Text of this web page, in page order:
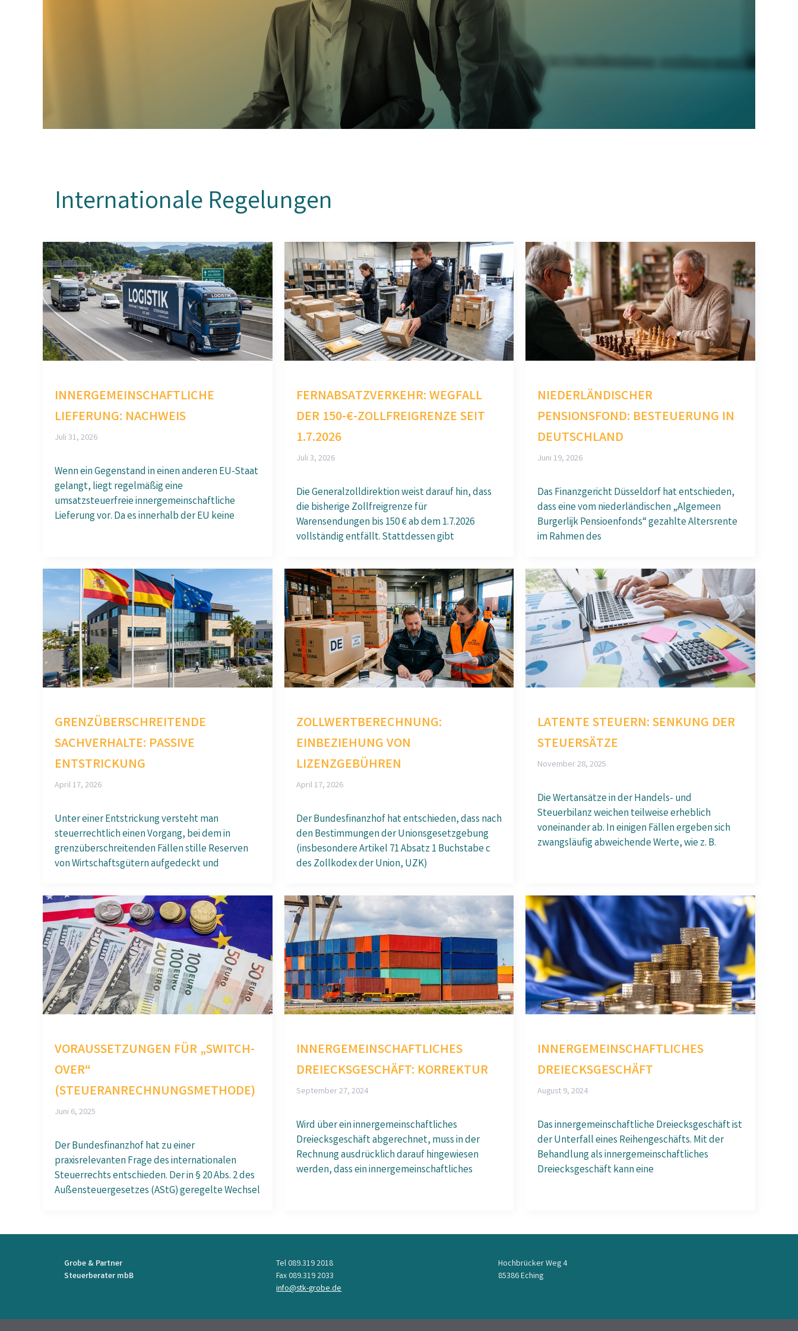
Internationale Regelungen
INNERGEMEINSCHAFTLICHE
LIEFERUNG: NACHWEIS
Juli 31, 2026
Wenn ein Gegenstand in einen anderen EU-Staat
gelangt, liegt regelmäßig eine
umsatzsteuerfreie innergemeinschaftliche
Lieferung vor. Da es innerhalb der EU keine
FERNABSATZVERKEHR: WEGFALL
DER 150-€-ZOLLFREIGRENZE SEIT
1.7.2026
Juli 3, 2026
Die Generalzolldirektion weist darauf hin, dass
die bisherige Zollfreigrenze für
Warensendungen bis 150 € ab dem 1.7.2026
vollständig entfällt. Stattdessen gibt
NIEDERLÄNDISCHER
PENSIONSFOND: BESTEUERUNG IN
DEUTSCHLAND
Juni 19, 2026
Das Finanzgericht Düsseldorf hat entschieden,
dass eine vom niederländischen „Algemeen
Burgerlijk Pensioenfonds“ gezahlte Altersrente
im Rahmen des
GRENZÜBERSCHREITENDE
SACHVERHALTE: PASSIVE
ENTSTRICKUNG
April 17, 2026
Unter einer Entstrickung versteht man
steuerrechtlich einen Vorgang, bei dem in
grenzüberschreitenden Fällen stille Reserven
von Wirtschaftsgütern aufgedeckt und
ZOLLWERTBERECHNUNG:
EINBEZIEHUNG VON
LIZENZGEBÜHREN
April 17, 2026
Der Bundesfinanzhof hat entschieden, dass nach
den Bestimmungen der Unionsgesetzgebung
(insbesondere Artikel 71 Absatz 1 Buchstabe c
des Zollkodex der Union, UZK)
LATENTE STEUERN: SENKUNG DER
STEUERSÄTZE
November 28, 2025
Die Wertansätze in der Handels- und
Steuerbilanz weichen teilweise erheblich
voneinander ab. In einigen Fällen ergeben sich
zwangsläufig abweichende Werte, wie z. B.
VORAUSSETZUNGEN FÜR „SWITCH-
OVER“
(STEUERANRECHNUNGSMETHODE)
Juni 6, 2025
Der Bundesfinanzhof hat zu einer
praxisrelevanten Frage des internationalen
Steuerrechts entschieden. Der in § 20 Abs. 2 des
Außensteuergesetzes (AStG) geregelte Wechsel
INNERGEMEINSCHAFTLICHES
DREIECKSGESCHÄFT: KORREKTUR
September 27, 2024
Wird über ein innergemeinschaftliches
Dreiecksgeschäft abgerechnet, muss in der
Rechnung ausdrücklich darauf hingewiesen
werden, dass ein innergemeinschaftliches
INNERGEMEINSCHAFTLICHES
DREIECKSGESCHÄFT
August 9, 2024
Das innergemeinschaftliche Dreiecksgeschäft ist
der Unterfall eines Reihengeschäfts. Mit der
Behandlung als innergemeinschaftliches
Dreiecksgeschäft kann eine
Grobe & Partner
Steuerberater mbB
Tel 089.319 2018
Fax 089.319 2033
info@stk-grobe.de
Hochbrücker Weg 4
85386 Eching